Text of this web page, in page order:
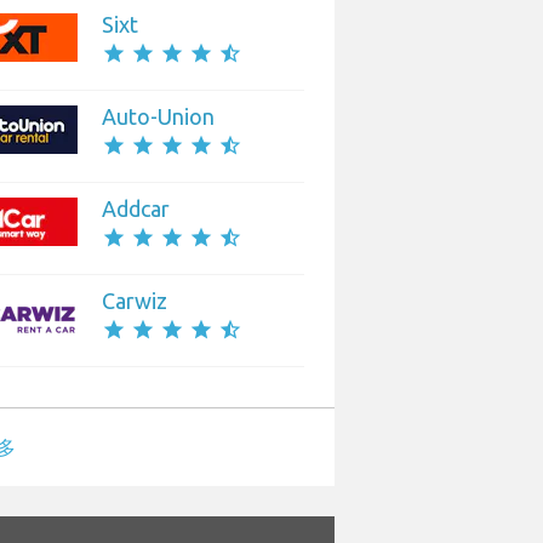
Sixt
star star star star star_half
Auto-Union
star star star star star_half
Addcar
star star star star star_half
Carwiz
star star star star star_half